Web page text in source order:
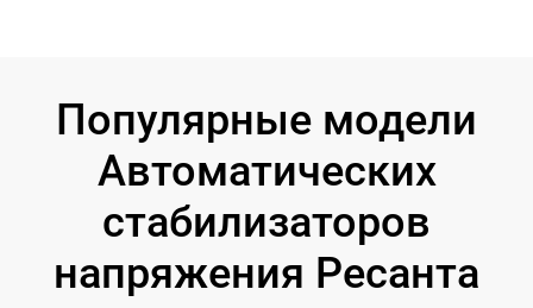
Популярные модели
Автоматических
стабилизаторов
напряжения Ресанта